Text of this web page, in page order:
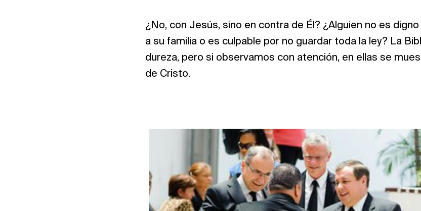
¿No, con Jesús, sino en contra de Él? ¿Alguien no es
a su familia o es culpable por no guardar toda la ley? La
dureza, pero si observamos con atención, en ellas se
de Cristo.